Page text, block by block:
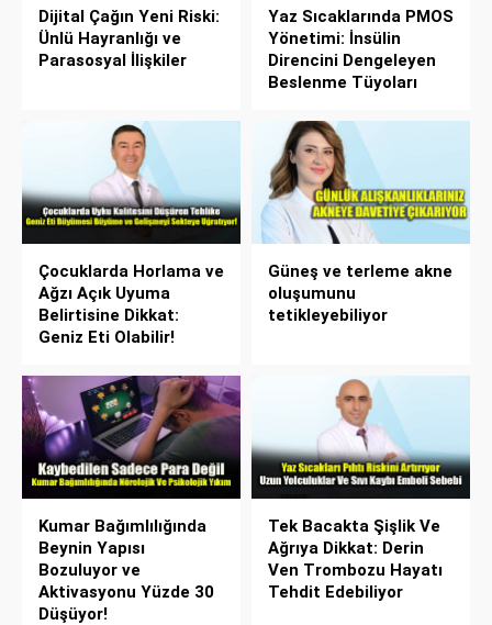
Dijital Çağın Yeni Riski:
Ünlü Hayranlığı ve
Parasosyal İlişkiler
Yaz Sıcaklarında PMOS
Yönetimi: İnsülin
Direncini Dengeleyen
Beslenme Tüyoları
Çocuklarda Horlama ve
Ağzı Açık Uyuma
Belirtisine Dikkat:
Geniz Eti Olabilir!
Güneş ve terleme akne
oluşumunu
tetikleyebiliyor
Kumar Bağımlılığında
Beynin Yapısı
Bozuluyor ve
Aktivasyonu Yüzde 30
Düşüyor!
Tek Bacakta Şişlik Ve
Ağrıya Dikkat: Derin
Ven Trombozu Hayatı
Tehdit Edebiliyor